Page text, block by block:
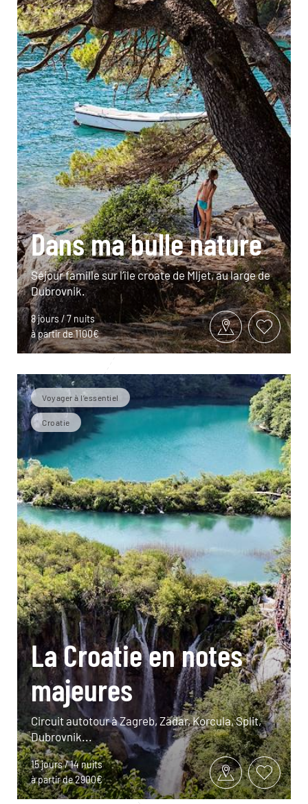
Dans ma bulle nature
Séjour famille sur l’île croate de Mljet, au large de
Dubrovnik.
8 jours / 7 nuits
à partir de 1100€
Voyager à l’essentiel
Croatie
La Croatie en notes
majeures
Circuit autotour à Zagreb, Zadar, Korcula, Split,
Dubrovnik...
15 jours / 14 nuits
à partir de 2900€